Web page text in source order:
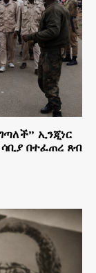
ኢንጂነር
በተፈጠረ ጸብ